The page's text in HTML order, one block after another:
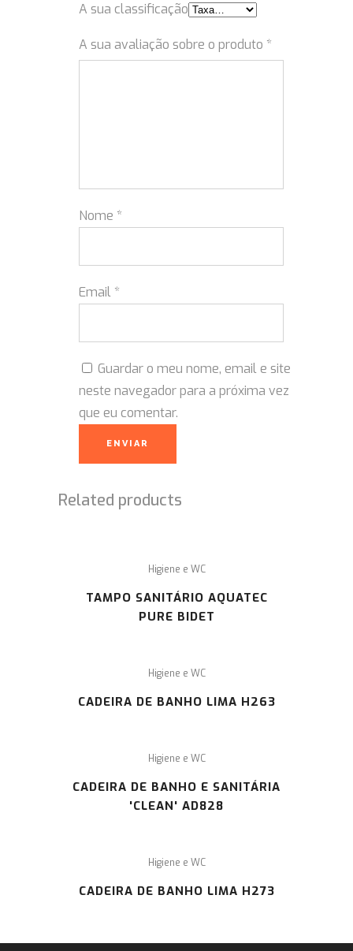
A sua classificação
A sua avaliação sobre o produto *
Nome *
Email *
Guardar o meu nome, email e site
neste navegador para a próxima vez
que eu comentar.
Related products
Higiene e WC
TAMPO SANITÁRIO AQUATEC
PURE BIDET
Higiene e WC
CADEIRA DE BANHO LIMA H263
Higiene e WC
CADEIRA DE BANHO E SANITÁRIA
'CLEAN' AD828
Higiene e WC
CADEIRA DE BANHO LIMA H273